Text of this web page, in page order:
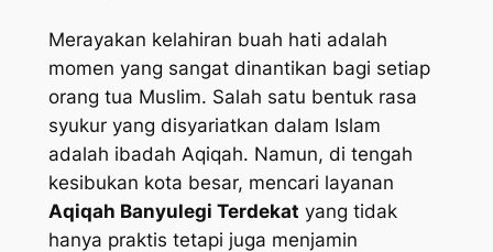
Merayakan kelahiran buah hati adalah
momen yang sangat dinantikan bagi setiap
orang tua Muslim. Salah satu bentuk rasa
syukur yang disyariatkan dalam Islam
adalah ibadah Aqiqah. Namun, di tengah
kesibukan kota besar, mencari layanan
Aqiqah Banyulegi Terdekat yang tidak
hanya praktis tetapi juga menjamin